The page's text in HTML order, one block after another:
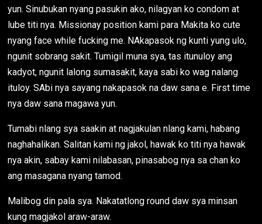
yun. Sinubukan nyang pasukin ako, nilagyan ko condom at
lube titi nya. Missionay position kami para Makita ko cute
nyang face while fucking me. NAkapasok ng kunti yung ulo,
ngunit sobrang sakit. Tumigil muna sya, tas itunuloy ang
kadyot, ngunit lalong sumasakit, kaya sabi ko wag nalang
ituloy. SAbi nya sayang nakapasok na daw sana e. First time
nya daw sana magawa yun.
Tumabi nlang sya saakin at nagjakulan nlang kami, habang
naghahalikan. Salitan kami ng jakol, hawak ko titi nya hawak
nya akin, sabay kami nilabasan, pinasabog nya sa chan ko
ang masagana nyang tamod.
Malibog din pala sya. Nakatatlong round daw sya minsan
kung magjakol araw-araw.